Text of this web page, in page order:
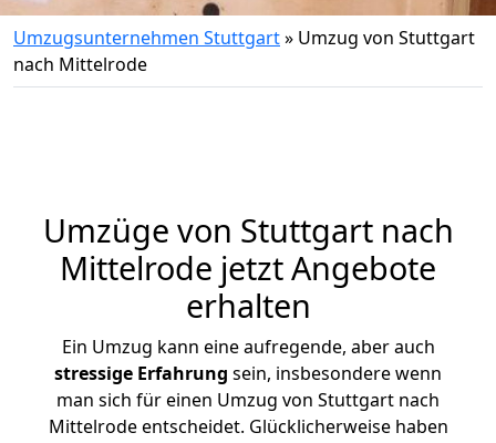
Umzugsunternehmen Stuttgart» Umzug von Stuttgart
nach Mittelrode
Umzüge von Stuttgart nach
Mittelrode jetzt Angebote
erhalten
Ein Umzug kann eine aufregende, aber auch
stressige Erfahrung sein, insbesondere wenn
man sich für einen Umzug von Stuttgart nach
Mittelrode entscheidet. Glücklicherweise haben